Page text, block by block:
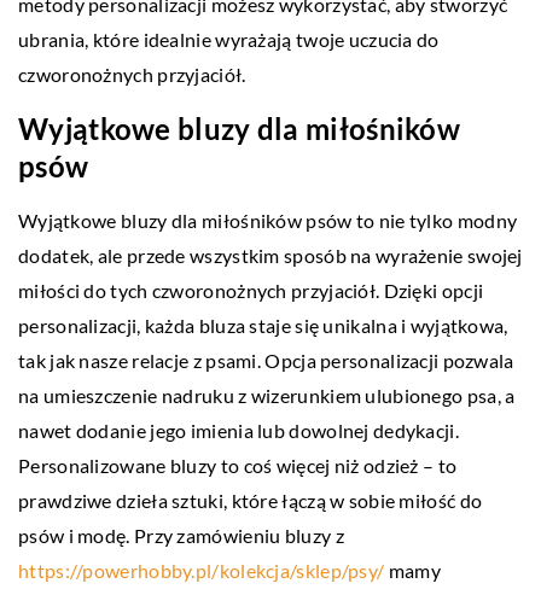
ubrania, które idealnie wyrażają twoje uczucia do
czworonożnych przyjaciół.
Wyjątkowe bluzy dla miłośników
psów
Wyjątkowe bluzy dla miłośników psów to nie tylko modny
dodatek, ale przede wszystkim sposób na wyrażenie swojej
miłości do tych czworonożnych przyjaciół. Dzięki opcji
personalizacji, każda bluza staje się unikalna i wyjątkowa,
tak jak nasze relacje z psami. Opcja personalizacji pozwala
na umieszczenie nadruku z wizerunkiem ulubionego psa, a
nawet dodanie jego imienia lub dowolnej dedykacji.
Personalizowane bluzy to coś więcej niż odzież – to
prawdziwe dzieła sztuki, które łączą w sobie miłość do
psów i modę. Przy zamówieniu bluzy z
https://powerhobby.pl/kolekcja/sklep/psy/ mamy